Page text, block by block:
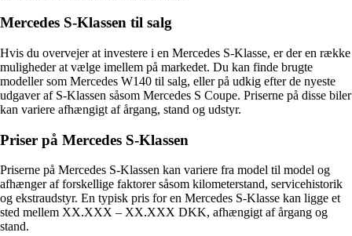
Mercedes S-Klassen til salg
Hvis du overvejer at investere i en Mercedes S-Klasse, er der en række
muligheder at vælge imellem på markedet. Du kan finde brugte
modeller som Mercedes W140 til salg, eller på udkig efter de nyeste
udgaver af S-Klassen såsom Mercedes S Coupe. Priserne på disse biler
kan variere afhængigt af årgang, stand og udstyr.
Priser på Mercedes S-Klassen
Priserne på Mercedes S-Klassen kan variere fra model til model og
afhænger af forskellige faktorer såsom kilometerstand, servicehistorik
og ekstraudstyr. En typisk pris for en Mercedes S-Klasse kan ligge et
sted mellem XX.XXX – XX.XXX DKK, afhængigt af årgang og
stand.